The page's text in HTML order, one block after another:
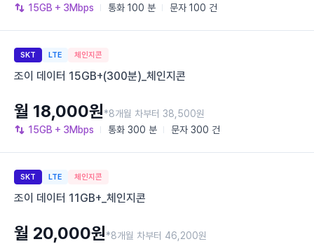
15GB + 3Mbps 통화 100 분 문자 100 건
SKT LTE 체인지콘
조이 데이터 15GB+(300분)_체인지콘
15GB + 3Mbps 통화 300 분 문자 300 건
월 18,000원*8개월 차부터 38,500원
SKT LTE 체인지콘
조이 데이터 11GB+_체인지콘
월 20,000원*8개월 차부터 46,200원